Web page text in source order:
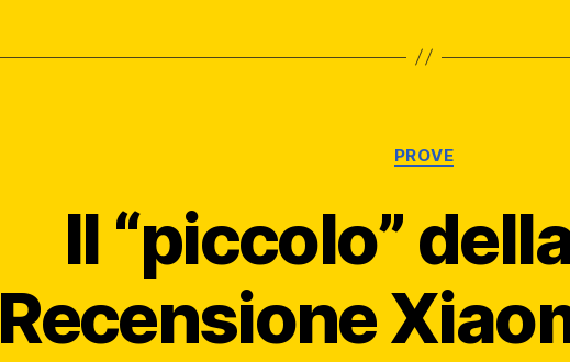
Categorie
PROVE
Il “piccolo”
Recensione